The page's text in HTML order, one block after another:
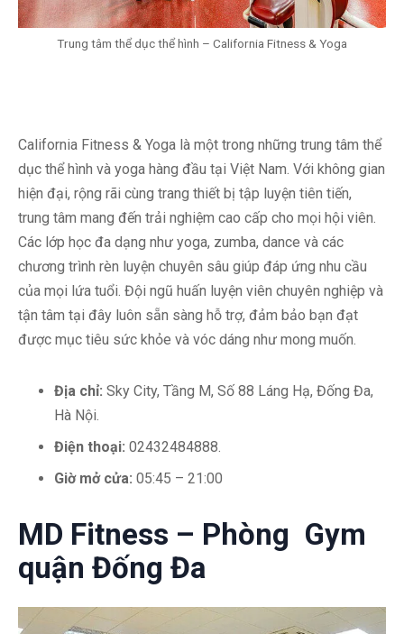
Trung tâm thể dục thể hình – California Fitness & Yoga
California Fitness & Yoga là một trong những trung tâm thể
dục thể hình và yoga hàng đầu tại Việt Nam. Với không gian
hiện đại, rộng rãi cùng trang thiết bị tập luyện tiên tiến,
trung tâm mang đến trải nghiệm cao cấp cho mọi hội viên.
Các lớp học đa dạng như yoga, zumba, dance và các
chương trình rèn luyện chuyên sâu giúp đáp ứng nhu cầu
của mọi lứa tuổi. Đội ngũ huấn luyện viên chuyên nghiệp và
tận tâm tại đây luôn sẵn sàng hỗ trợ, đảm bảo bạn đạt
được mục tiêu sức khỏe và vóc dáng như mong muốn.
Địa chỉ: Sky City, Tầng M, Số 88 Láng Hạ, Đống Đa,
Hà Nội.
Điện thoại: 02432484888.
Giờ mở cửa: 05:45 – 21:00
MD Fitness – Phòng Gym
quận Đống Đa